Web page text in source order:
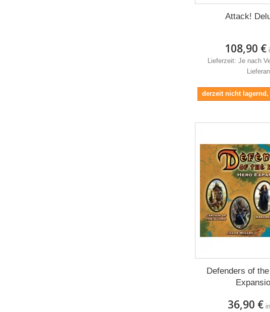
Attack!
108,90 €
Lieferzeit: Je nach
derzeit nicht
Defenders of
36,90 €